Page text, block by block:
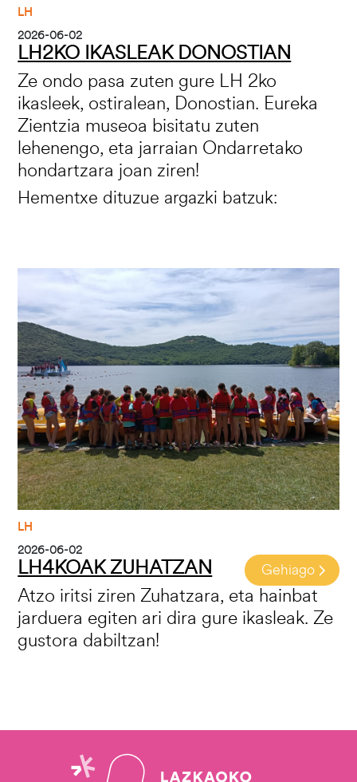
LH
2026-06-02
LH2KO IKASLEAK DONOSTIAN
Ze ondo pasa zuten gure LH 2ko
ikasleek, ostiralean, Donostian. Eureka
Zientzia museoa bisitatu zuten
lehenengo, eta jarraian Ondarretako
hondartzara joan ziren!
Hementxe dituzue argazki batzuk:
LH
2026-06-02
LH4KOAK ZUHATZAN
Atzo iritsi ziren Zuhatzara, eta hainbat
jarduera egiten ari dira gure ikasleak. Ze
gustora dabiltzan!
Gehiago